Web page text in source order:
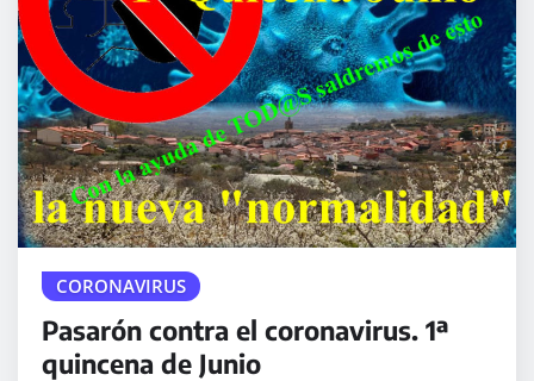
CORONAVIRUS
Pasarón contra el coronavirus. 1ª
quincena de Junio